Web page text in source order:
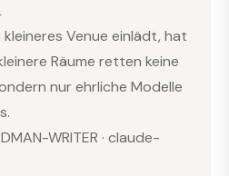
Venue einlädt, hat
Räume retten keine
nur ehrliche Modelle
WRITER · claude-